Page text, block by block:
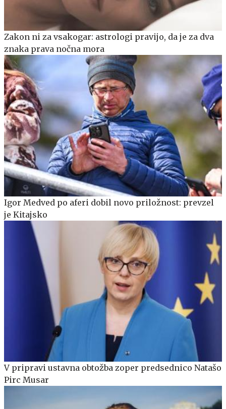
Zakon ni za vsakogar: astrologi pravijo, da je za dva
znaka prava nočna mora
Igor Medved po aferi dobil novo priložnost: prevzel
je Kitajsko
V pripravi ustavna obtožba zoper predsednico Natašo
Pirc Musar